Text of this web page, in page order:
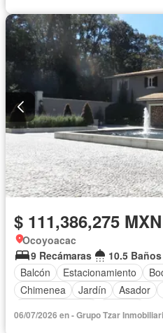
$ 111,386,275 MXN
Ocoyoacac
9 Recámaras
10.5 Baños
Balcón
Estacionamiento
Chimenea
Jardín Asador
06/07/2026 en - Grupo Tzar